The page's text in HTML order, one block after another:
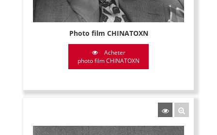
Photo film CHINATOXN
Acheter
photo film CHINATOXN